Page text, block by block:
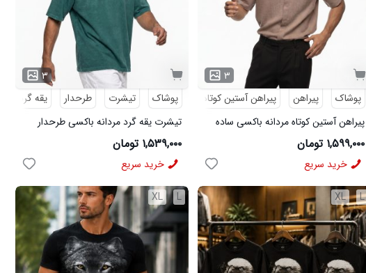
۳
پوشاک
پیراهن
پیراهن آستین کوتاه
پیراهن آستین کوتاه مردانه باکسی ساده
لینن کرم مدل 50943
۱,۵۹۹,۰۰۰ تومان
خرید سریع
۳
پوشاک
تیشرت طرحدار
یقه گرد
تیشرت یقه گرد مردانه باکسی طرحدار
مچینست سبز Balenciaga مدل 50944
۱,۵۳۹,۰۰۰ تومان
خرید سریع
L
XL
L
XL